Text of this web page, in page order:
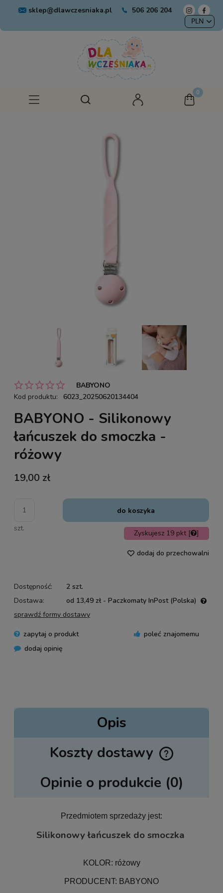
sklep@dlawczesniaka.pl 506 206 204
BABYONO
Kod produktu:
6023_20250620134404
BABYONO - Silikonowy
łańcuszek do smoczka -
różowy
19,00 zł
szt.
do koszyka
Zyskujesz 19 pkt [ ]
dodaj do przechowalni
Dostępność:
2 szt.
Dostawa:
od 13,49 zł - Paczkomaty InPost (Polska)
sprawdź formy dostawy
zapytaj o produkt
poleć znajomemu
dodaj opinię
Opis
Koszty dostawy
Cena nie zawiera ewentualnych kosztów płatności
Opinie o produkcie (0)
Przedmiotem sprzedaży jest:
Silikonowy łańcuszek do smoczka
KOLOR: różowy
PRODUCENT: BABYONO